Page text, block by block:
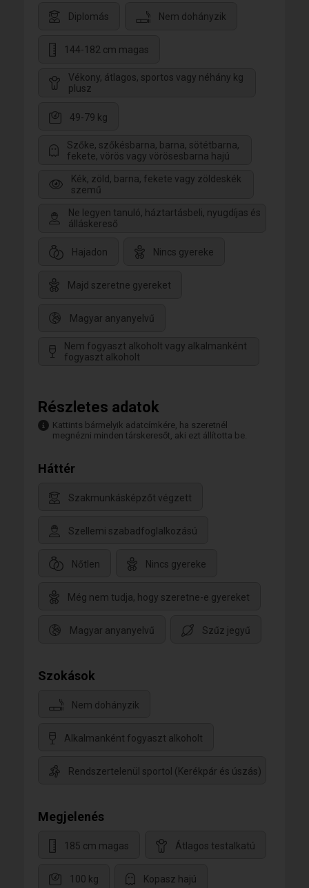
Diplomás Nem dohányzik
144-182 cm magas
Vékony, átlagos, sportos vagy néhány kg
plusz
49-79 kg
Szőke, szőkésbarna, barna, sötétbarna,
fekete, vörös vagy vörösesbarna hajú
Kék, zöld, barna, fekete vagy zöldeskék
szemű
Ne legyen tanuló, háztartásbeli, nyugdíjas és
álláskereső
Hajadon Nincs gyereke
Majd szeretne gyereket
Magyar anyanyelvű
Nem fogyaszt alkoholt vagy alkalmanként
fogyaszt alkoholt
Részletes adatok
Kattints bármelyik adatcímkére, ha szeretnél
megnézni minden társkeresőt, aki ezt állította be.
Háttér
Szakmunkásképzőt végzett
Szellemi szabadfoglalkozású
Nőtlen Nincs gyereke
Még nem tudja, hogy szeretne-e gyereket
Magyar anyanyelvű Szűz jegyű
Szokások
Nem dohányzik
Alkalmanként fogyaszt alkoholt
Rendszertelenül sportol (Kerékpár és úszás)
Megjelenés
185 cm magas Átlagos testalkatú
100 kg Kopasz hajú